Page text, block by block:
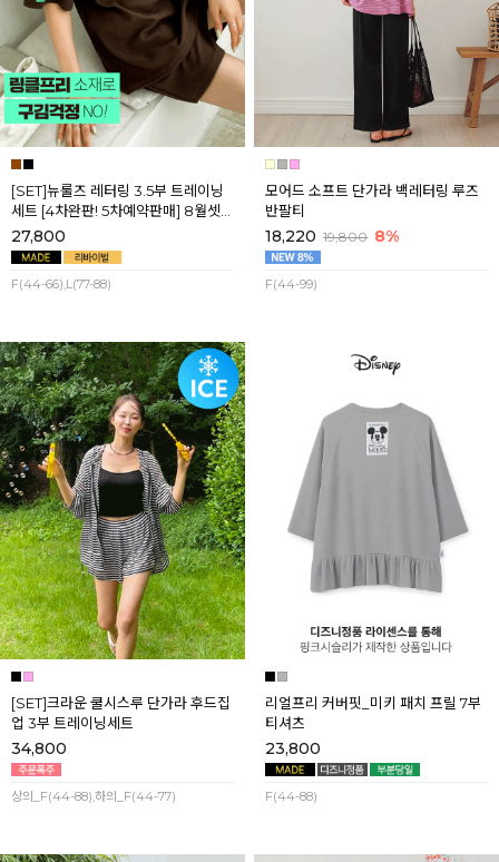
[SET]뉴룰즈 레터링 3.5부 트레이닝
세트 [4차완판! 5차예약판매] 8월셋
째주 순차배송
27,800
F(44-66),L(77-88)
모어드 소프트 단가라 백레터링 루즈
반팔티
18,220 19,800 8%
F(44-99)
[SET]크라운 쿨시스루 단가라 후드집
업 3부 트레이닝세트
34,800
상의_F(44-88),하의_F(44-77)
리얼프리 커버핏_미키 패치 프릴 7부
티셔츠
23,800
F(44-88)